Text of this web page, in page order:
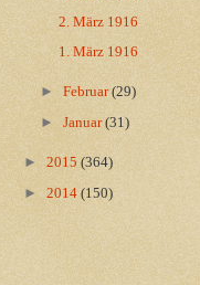
2. März 1916
1. März 1916
►Februar(29)
►Januar(31)
► 2015 (364)
► 2014 (150)